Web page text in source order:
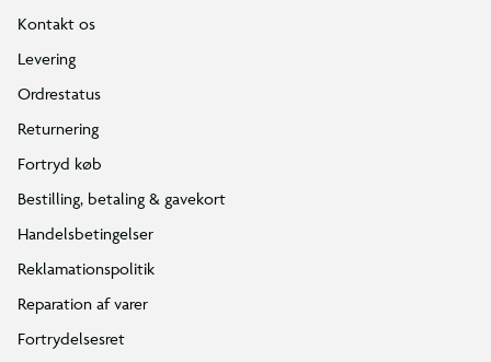
Kontakt os
Levering
Ordrestatus
Returnering
Fortryd køb
Bestilling, betaling & gavekort
Handelsbetingelser
Reklamationspolitik
Reparation af varer
Fortrydelsesret